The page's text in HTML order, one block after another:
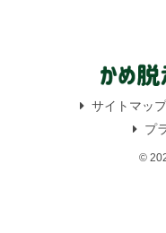
サイトマップ
プ
©